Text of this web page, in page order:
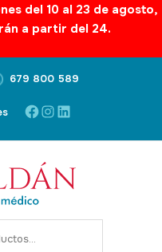
del 10 al 23 de agosto,
a partir del 24.
679 800 589
Facebook
Instagram
LinkedIn